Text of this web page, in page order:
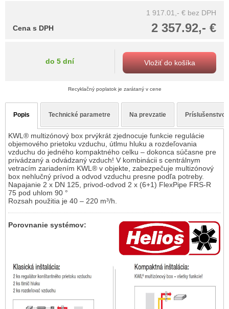
1 917.01,- € bez DPH
2 357.92,- €
Cena s DPH
do 5 dní Vložiť do košíka
Recyklačný poplatok je zarátaný v cene
Popis Technické parametre Na prevzatie Príslušenstvo
KWL® multizónový box prvýkrát zjednocuje funkcie regulácie
objemového prietoku vzduchu, útlmu hluku a rozdeľovania
vzduchu do jedného kompaktného celku – dokonca súčasne pre
privádzaný a odvádzaný vzduch! V kombinácii s centrálnym
vetracím zariadením KWL® v objekte, zabezpečuje multizónový
box nehlučný prívod a odvod vzduchu presne podľa potreby.
Napajanie 2 x DN 125, privod-odvod 2 x (6+1) FlexPipe FRS-R
75 pod uhlom 90 °
Rozsah použitia je 40 – 220 m³/h.
Porovnanie systémov: